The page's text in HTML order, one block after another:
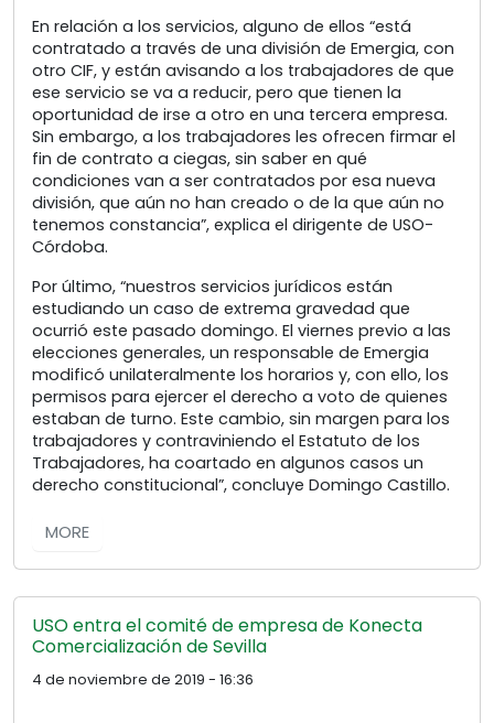
En relación a los servicios, alguno de ellos “está
contratado a través de una división de Emergia, con
otro CIF, y están avisando a los trabajadores de que
ese servicio se va a reducir, pero que tienen la
oportunidad de irse a otro en una tercera empresa.
Sin embargo, a los trabajadores les ofrecen firmar el
fin de contrato a ciegas, sin saber en qué
condiciones van a ser contratados por esa nueva
división, que aún no han creado o de la que aún no
tenemos constancia”, explica el dirigente de USO-
Córdoba.
Por último, “nuestros servicios jurídicos están
estudiando un caso de extrema gravedad que
ocurrió este pasado domingo. El viernes previo a las
elecciones generales, un responsable de Emergia
modificó unilateralmente los horarios y, con ello, los
permisos para ejercer el derecho a voto de quienes
estaban de turno. Este cambio, sin margen para los
trabajadores y contraviniendo el Estatuto de los
Trabajadores, ha coartado en algunos casos un
derecho constitucional”, concluye Domingo Castillo.
MORE
USO entra el comité de empresa de Konecta
Comercialización de Sevilla
4 de noviembre de 2019 - 16:36